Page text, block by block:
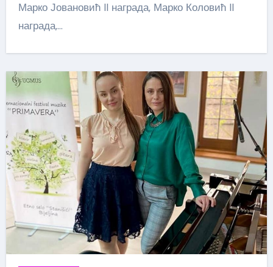
Марко Јовановић II награда, Марко Коловић II
награда,…